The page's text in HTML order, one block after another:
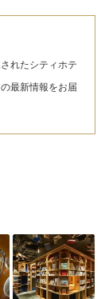
れたシティホテ
最新情報をお届